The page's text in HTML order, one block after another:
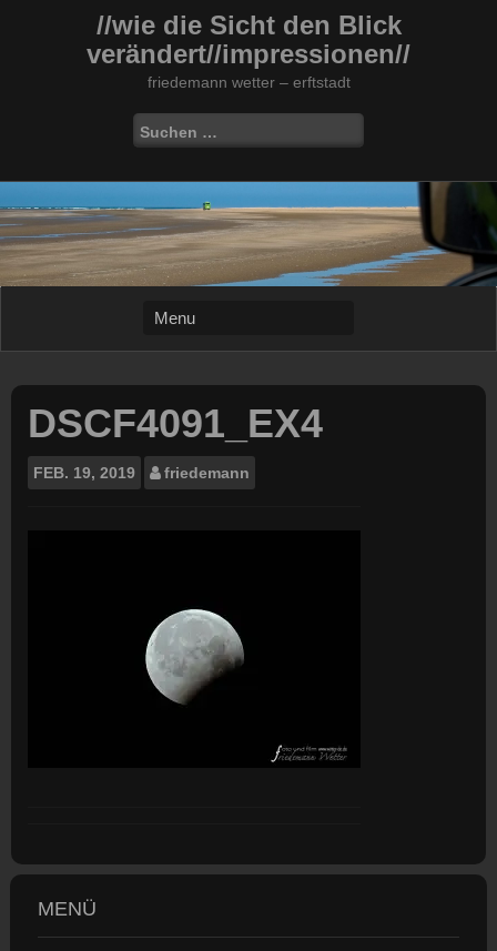
//wie die Sicht den Blick
verändert//impressionen//
friedemann wetter – erftstadt
Suchen
nach:
DSCF4091_EX4
FEB. 19, 2019 friedemann
MENÜ